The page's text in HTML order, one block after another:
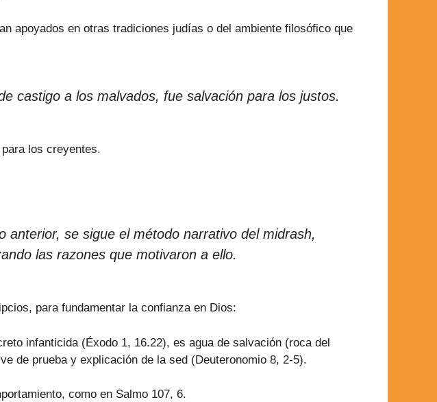
apoyados en otras tradiciones judías o del ambiente filosófico que
castigo a los malvados, fue salvación para los justos.
los creyentes.
se sigue el método narrativo del midrash,
las razones que motivaron a ello.
para fundamentar la confianza en Dios:
infanticida (Éxodo 1, 16.22), es agua de salvación (roca del
de prueba y explicación de la sed (Deuteronomio 8, 2-5).
como en Salmo 107, 6.